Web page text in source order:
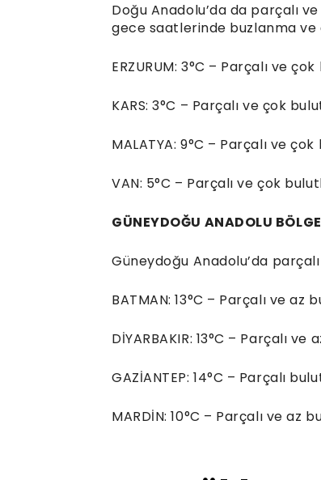
Doğu Anadolu’da da parçalı
gece saatlerinde buzlanma
ERZURUM: 3°C – Parçalı ve
KARS: 3°C – Parçalı ve çok
MALATYA: 9°C – Parçalı ve
VAN: 5°C – Parçalı ve çok
GÜNEYDOĞU ANADOLU
Güneydoğu Anadolu’da
BATMAN: 13°C – Parçalı ve az
DİYARBAKIR: 13°C – Parçalı ve
GAZİANTEP: 14°C – Parçalı
MARDİN: 10°C – Parçalı ve az